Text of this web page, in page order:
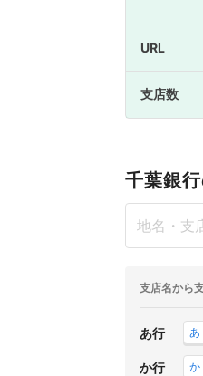
URL
支店数
千葉銀
支店名から
あ行 あ
か行 か